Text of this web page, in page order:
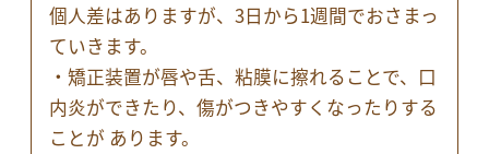
個人差はありますが、3日から1週間でおさまっ
ていきます。
・矯正装置が唇や舌、粘膜に擦れることで、口
内炎ができたり、傷がつきやすくなったりする
ことが あります。